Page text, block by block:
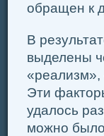
обращен к
В
выделены
«реализм»,
Эти
удалось
можно